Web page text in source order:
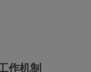
作机制